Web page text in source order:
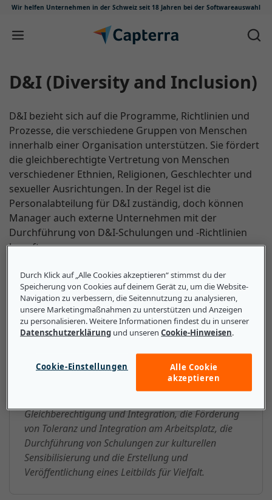
Wir helfen Unternehmen in der Schweiz seit 18 Jahren bei der Softwareauswahl
Zum Inhalt springen
D&I (Diversity and Inclusion)
D&I bezieht sich auf die Programme, Richtlinien und
Prozesse, die verschiedene Gruppen von Menschen
innerhalb einer Organisation unterstützen. Sie fördert
die gleichberechtigte Vertretung von Menschen
verschiedener Ethnien, Religionen, Geschlechter und
sexueller Ausrichtungen. In der Regel ist die
Personalabteilung für D&I zuständig, doch können
Manager auch externe Unternehmen mit der
Durchführung von D&I-Schulungen und -Richtlinien
beauftragen.
Das sollten kleine und mittlere
Unternehmen über D&I (Diversity
D&I-Prozesse in kleinen Unternehmen umfassen die
Aktualisierung von Mitarbeiterhandbüchern mit
Gleichberechtigung und Integration, die Förderung
von Toleranz und Integration am Arbeitsplatz, die
Durchführung von Schulungen zur kulturellen
Sensibilisierung und die Erstellung und
Veröffentlichung eines Leitbilds für Vielfalt.
Durch Klick auf „Alle Cookies akzeptieren“ stimmst du der
Speicherung von Cookies auf deinem Gerät zu, um die Website-
Navigation zu verbessern, die Seitennutzung zu analysieren,
unsere Marketingmaßnahmen zu unterstützen und Anzeigen
zu personalisieren. Weitere Informationen findest du in unserer
Datenschutzerklärung und unserenCookie-Hinweisen.
Cookie-Einstellungen
Alle Cookie
akzeptieren